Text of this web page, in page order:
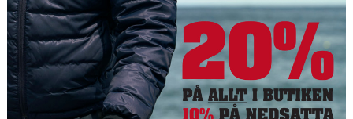
MEDLEMSINFO